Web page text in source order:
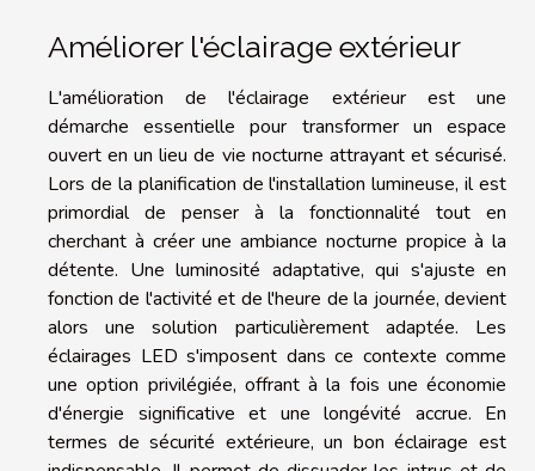
Améliorer l'éclairage extérieur
L'amélioration de l'éclairage extérieur est une
démarche essentielle pour transformer un espace
ouvert en un lieu de vie nocturne attrayant et sécurisé.
Lors de la planification de l'installation lumineuse, il est
primordial de penser à la fonctionnalité tout en
cherchant à créer une ambiance nocturne propice à la
détente. Une luminosité adaptative, qui s'ajuste en
fonction de l'activité et de l'heure de la journée, devient
alors une solution particulièrement adaptée. Les
éclairages LED s'imposent dans ce contexte comme
une option privilégiée, offrant à la fois une économie
d'énergie significative et une longévité accrue. En
termes de sécurité extérieure, un bon éclairage est